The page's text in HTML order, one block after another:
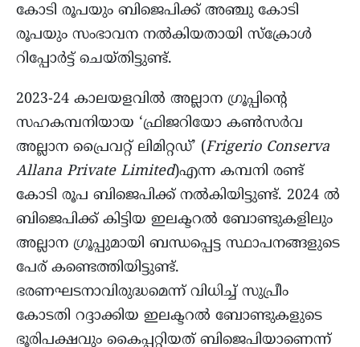
കോടി രൂപയും ബിജെപിക്ക് അഞ്ചു കോടി
രൂപയും സംഭാവന നൽകിയതായി സ്ക്രോൾ
റിപ്പോർട്ട് ചെയ്തിട്ടുണ്ട്.
2023-24 കാലയളവിൽ അല്ലാന ഗ്രൂപ്പിന്റെ
സഹകമ്പനിയായ ‘ഫ്രിജറിയോ കൺസർവ
അല്ലാന പ്രൈവറ്റ് ലിമിറ്റഡ്’ (Frigerio Conserva
Allana Private Limited)എന്ന കമ്പനി രണ്ട്
കോടി രൂപ ബിജെപിക്ക് നൽകിയിട്ടുണ്ട്. 2024 ൽ
ബിജെപിക്ക് കിട്ടിയ ഇലക്ടറൽ ബോണ്ടുകളിലും
അല്ലാന ഗ്രൂപ്പുമായി ബന്ധപ്പെട്ട സ്ഥാപനങ്ങളുടെ
പേര് കണ്ടെത്തിയിട്ടുണ്ട്.
ഭരണഘടനാവിരുദ്ധമെന്ന് വിധിച്ച് സുപ്രീം
കോടതി റദ്ദാക്കിയ ഇലക്ടറൽ ബോണ്ടുകളുടെ
ഭൂരിപക്ഷവും കൈപ്പറ്റിയത് ബിജെപിയാണെന്ന്